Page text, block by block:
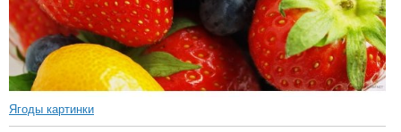
Ягоды картинки